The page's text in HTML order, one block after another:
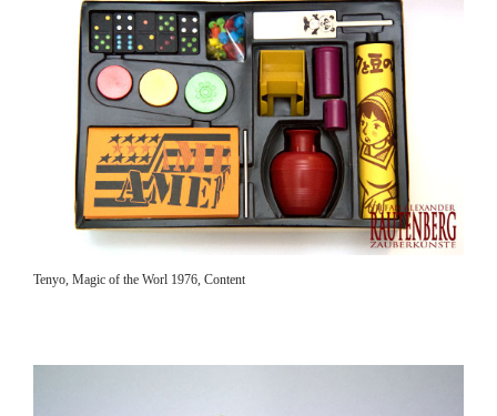
Tenyo, Magic of the Worl 1976, Content